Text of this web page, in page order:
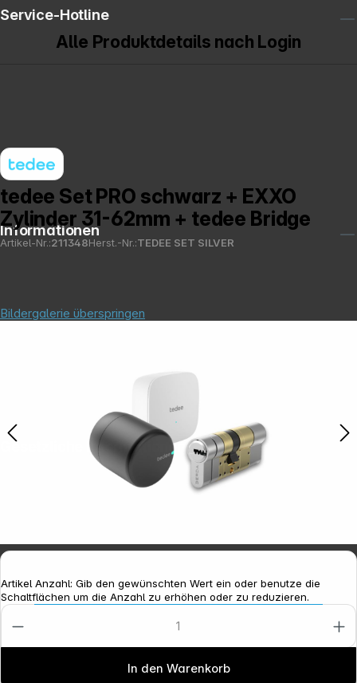
Alle Produktdetails nach Login
tedee Set PRO schwarz + EXXO
Zylinder 31-62mm + tedee Bridge
Artikel-Nr.:211348Herst.-Nr.:TEDEE SET SILVER
Bildergalerie überspringen
Artikel Anzahl: Gib den gewünschten Wert ein oder benutze die
Schaltflächen um die Anzahl zu erhöhen oder zu reduzieren.
In den Warenkorb
Service-Hotline
Informationen
Gesetzliche Informationen